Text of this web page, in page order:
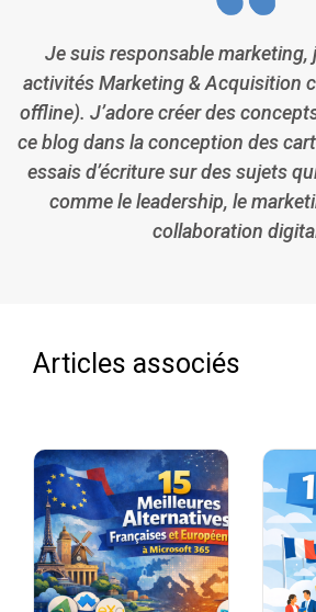
Je suis responsable marketing,
activités Marketing & Acquisition
offline). J’adore créer des
ce blog dans la conception des
essais d’écriture sur des sujets
comme le leadership, le
collaboration
Articles associés